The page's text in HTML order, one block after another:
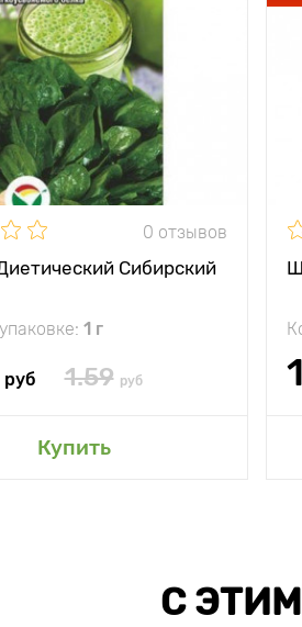
0 отзывов
Сибирский
1 г
руб 1.59 руб
Купить
С